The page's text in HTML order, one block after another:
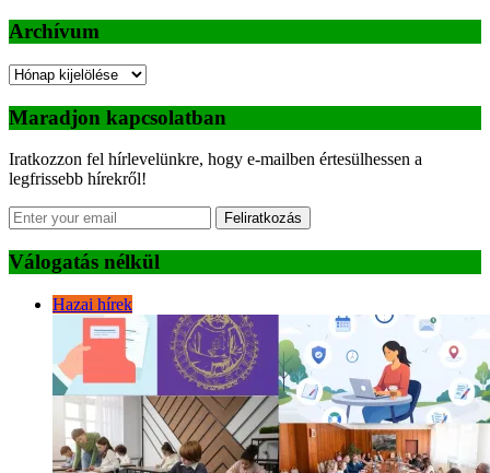
Archívum
Archívum
Maradjon kapcsolatban
Iratkozzon fel hírlevelünkre, hogy e-mailben értesülhessen a
legfrissebb hírekről!
Feliratkozás
Válogatás nélkül
Hazai hírek